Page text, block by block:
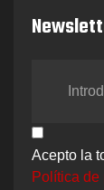
Acepto la
Política de